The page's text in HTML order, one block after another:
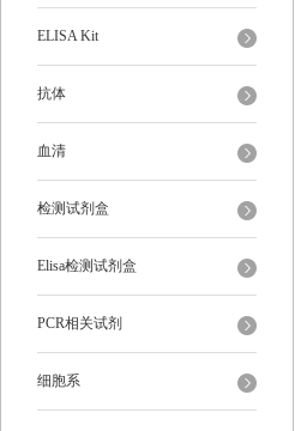
ELISA Kit
抗体
血清
检测试剂盒
Elisa检测试剂盒
PCR相关试剂
细胞系